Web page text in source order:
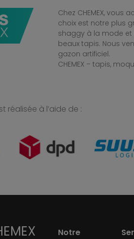
Chez CHEMEX,
choix est notre plus
shaggy à la mode et
beaux tapis. Nous
gazon artificiel.
CHEMEX – tapis,
réalisée à l’aide de :
Notre